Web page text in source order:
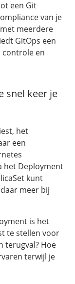
een Git
van je
meerdere
GitOps een
en
snel keer je
het
een
het Deployment
kunt
meer bij
is het
te stellen voor
terugval? Hoe
terwijl je